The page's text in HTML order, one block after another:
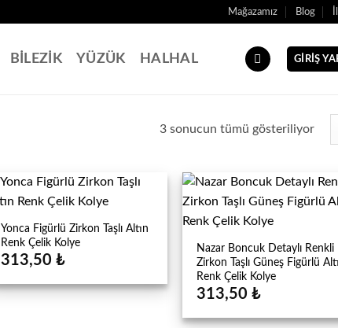
Mağazamız Blog
BİLEZİK YÜZÜK HALHAL GIRIŞ
3 sonucun tümü gösteriliyorEn
Yonca Figürlü Zirkon Taşlı Altın
Renk Çelik Kolye
313,50 ₺
Nazar Boncuk Detaylı Renkli
Zirkon Taşlı Güneş Figürlü
Renk Çelik Kolye
313,50 ₺